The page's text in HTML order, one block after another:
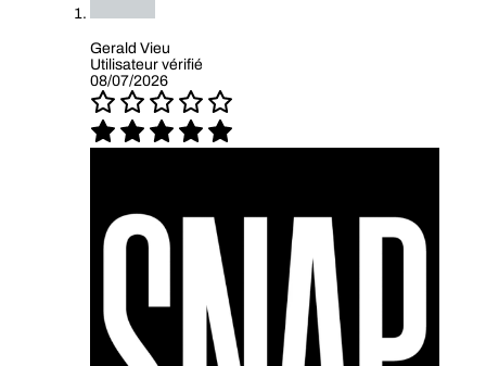
Gerald Vieu
Utilisateur vérifié
08/07/2026